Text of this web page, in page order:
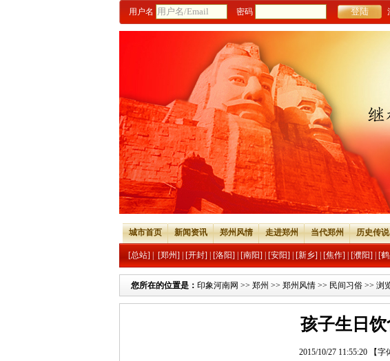
用户名 密码
城市首页 新闻资讯 郑州风情 走进郑州 当代郑州 历史传说
[总站] [郑州] [开封] [洛阳] [南阳] [安阳] [新乡] [焦作] [濮阳] [
您所在的位置是： 印象河南网 >> 郑州 >> 郑州风情 >> 民间习俗 >> 浏
孩子生日
2015/10/27 11:55:20 【字